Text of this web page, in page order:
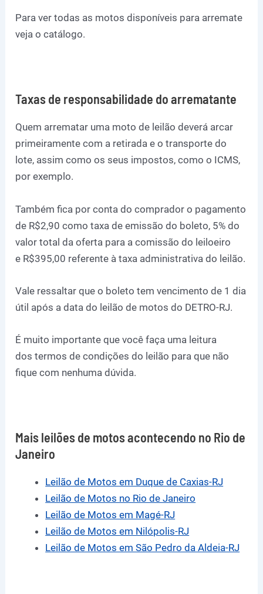
Para ver todas as motos disponíveis para arremate
veja o catálogo.
Taxas de responsabilidade do arrematante
Quem arrematar uma moto de leilão deverá arcar
primeiramente com a retirada e o transporte do
lote, assim como os seus impostos, como o ICMS,
por exemplo.
Também fica por conta do comprador o pagamento
de R$2,90 como taxa de emissão do boleto, 5% do
valor total da oferta para a comissão do leiloeiro
e R$395,00 referente à taxa administrativa do leilão.
Vale ressaltar que o boleto tem vencimento de 1 dia
útil após a data do leilão de motos do DETRO-RJ.
É muito importante que você faça uma leitura
dos termos de condições do leilão para que não
fique com nenhuma dúvida.
Mais leilões de motos acontecendo no Rio de
Janeiro
Leilão de Motos em Duque de Caxias-RJ
Leilão de Motos no Rio de Janeiro
Leilão de Motos em Magé-RJ
Leilão de Motos em Nilópolis-RJ
Leilão de Motos em São Pedro da Aldeia-RJ